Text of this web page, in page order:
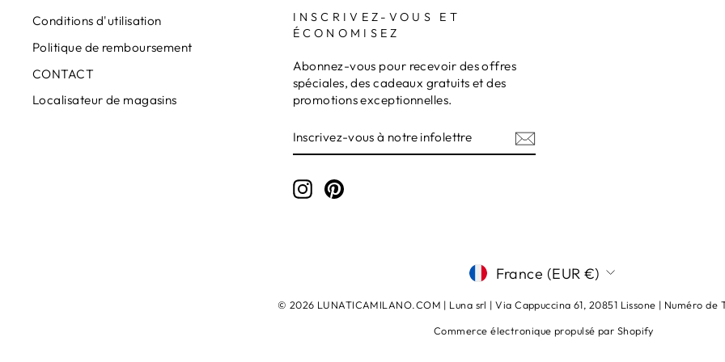
Conditions d'utilisation
Politique de remboursement
CONTACT
Localisateur de magasins
INSCRIVEZ-VOUS ET
ÉCONOMISEZ
Abonnez-vous pour recevoir des offres
spéciales, des cadeaux gratuits et des
promotions exceptionnelles.
VOUS
À
INFOLETTRE
InstagramPinterest
DEVISE
France (EUR €)
© 2026 LUNATICAMILANO.COM | Luna srl ​​​​| Via Cappuccina 61, 20851 Lissone | Numéro de
Commerce électronique propulsé par Shopify